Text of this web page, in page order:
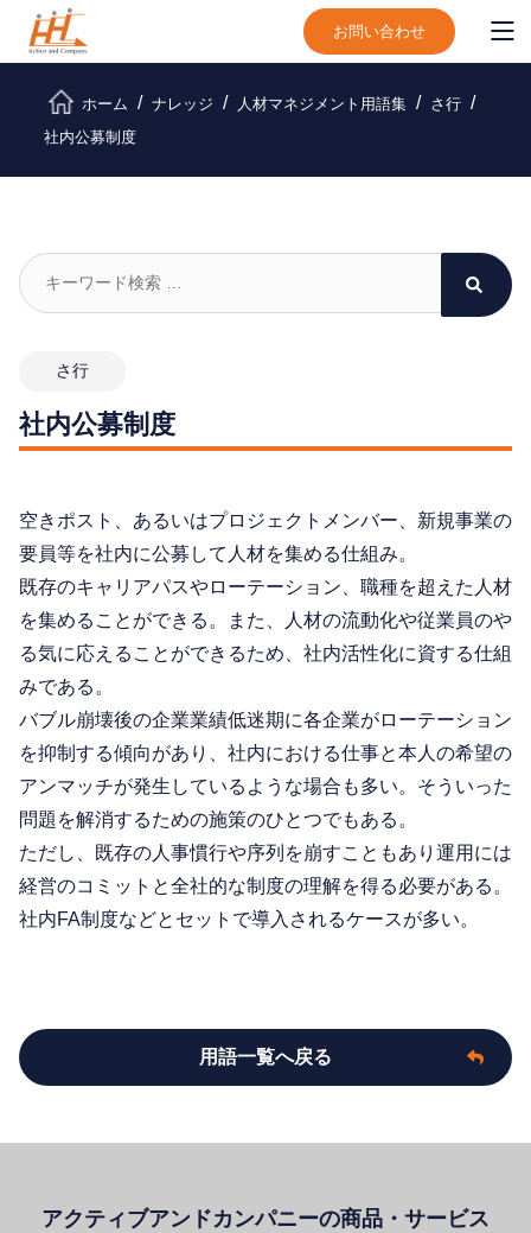
お問い合わせ
ホーム ナレッジ 人材マネジメント用語集
さ行
社内公募制度
さ行
社内公募制度
空きポスト、あるいはプロジェクトメンバー、新規事業の
要員等を社内に公募して人材を集める仕組み。
既存のキャリアパスやローテーション、職種を超えた人材
を集めることができる。また、人材の流動化や従業員のや
る気に応えることができるため、社内活性化に資する仕組
みである。
バブル崩壊後の企業業績低迷期に各企業がローテーション
を抑制する傾向があり、社内における仕事と本人の希望の
アンマッチが発生しているような場合も多い。そういった
問題を解消するための施策のひとつでもある。
ただし、既存の人事慣行や序列を崩すこともあり運用には
経営のコミットと全社的な制度の理解を得る必要がある。
社内FA制度などとセットで導入されるケースが多い。
用語一覧へ戻る
アクティブアンドカンパニーの商品・サービス